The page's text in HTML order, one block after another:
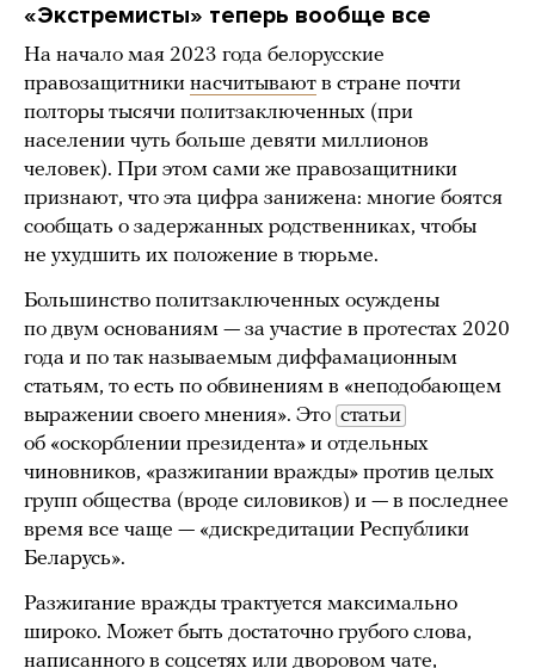
«Экстремисты» теперь вообще все
На начало мая 2023 года белорусские
правозащитники насчитывают в стране почти
полторы тысячи политзаключенных (при
населении чуть больше девяти миллионов
человек). При этом сами же правозащитники
признают, что эта цифра занижена: многие боятся
сообщать о задержанных родственниках, чтобы
не ухудшить их положение в тюрьме.
Большинство политзаключенных осуждены
по двум основаниям — за участие в протестах 2020
года и по так называемым диффамационным
статьям, то есть по обвинениям в «неподобающем
выражении своего мнения». Это статьи
об «оскорблении президента» и отдельных
чиновников, «разжигании вражды» против целых
групп общества (вроде силовиков) и — в последнее
время все чаще — «дискредитации Республики
Беларусь».
Разжигание вражды трактуется максимально
широко. Может быть достаточно грубого слова,
написанного в соцсетях или дворовом чате,